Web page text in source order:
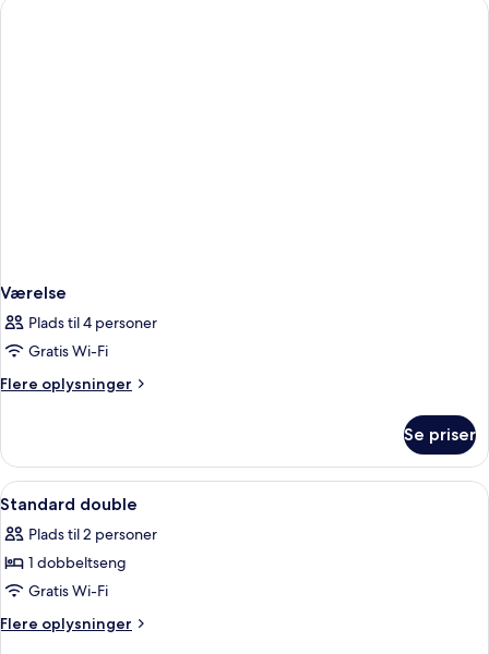
Værelse
Plads til 4 personer
Gratis Wi-Fi
Flere oplysninger
Flere
Se priser
Indlæs
alle
billeder
af
Standard
double
En seng med hvide sengetæpper og
1
Standard double
Plads til 2 personer
1 dobbeltseng
Gratis Wi-Fi
Flere oplysninger
Flere